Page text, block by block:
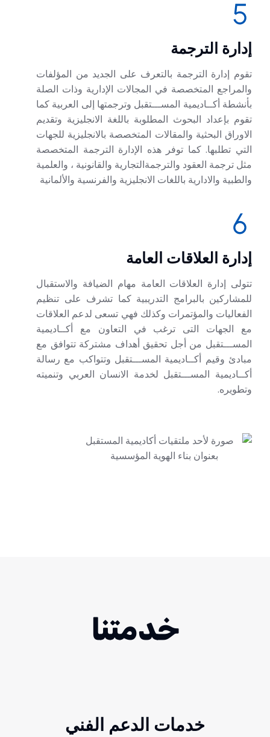
إدارة الترجمة
تقوم إدارة الترجمة بالتعرف على الجديد من المؤلفات
والمراجع المتخصصة في المجالات الإدارية وذات الصلة
بأنشطة أكــاديمية المســـتقبل وترجمتها إلى العربية كما
تقوم بإعداد البحوث المطلوبة باللغة الانجليزية وتقديم
الاوراق البحثية والمقالات المتخصصة بالانجليزية للجهات
التي تطلبها. كما توفر هذه الإدارة الترجمة المتخصصة
مثل ترجمة العقود والترجمةالتجارية والقانونية ، والعلمية
والطبية والادارية باللغات الانجليزية والفرنسية والألمانية
إدارة العلاقات العامة
تتولى إدارة العلاقات العامة مهام الضيافة والاستقبال
للمشاركين بالبرامج التدريبية كما تشرف على تنظيم
الفعاليات والمؤتمرات وكذلك فهي تسعى لدعم العلاقات
مع الجهات التى ترغب في التعاون مع أكــاديمية
المســـتقبل من أجل تحقيق أهداف مشتركة تتوافق مع
مبادئ وقيم أكــاديمية المســـتقبل وتتواكب مع رسالة
أكــاديمية المســـتقبل لخدمة الانسان العربي وتنميته
وتطويره.
خدمتنا
خدمات الدعم الفني